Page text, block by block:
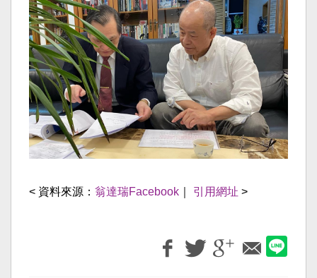
< 資料來源： 翁達瑞Facebook 引用網址 >